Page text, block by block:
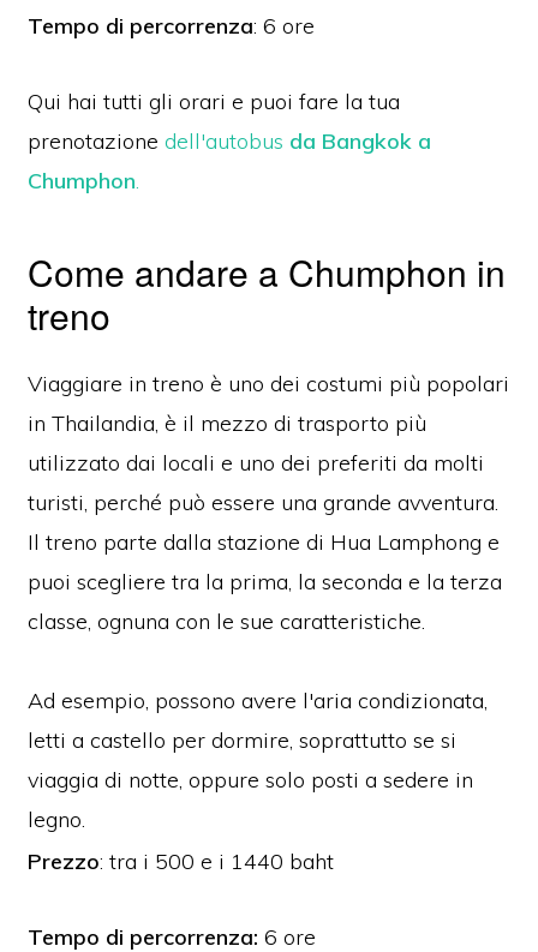
Tempo di percorrenza: 6 ore
Qui hai tutti gli orari e puoi fare la tua
prenotazionedell'autobus da Bangkok a
Chumphon.
Come andare a Chumphon in
treno
Viaggiare in treno è uno dei costumi più popolari
in Thailandia, è il mezzo di trasporto più
utilizzato dai locali e uno dei preferiti da molti
turisti, perché può essere una grande avventura.
Il treno parte dalla stazione di Hua Lamphong e
puoi scegliere tra la prima, la seconda e la terza
classe, ognuna con le sue caratteristiche.
Ad esempio, possono avere l'aria condizionata,
letti a castello per dormire, soprattutto se si
viaggia di notte, oppure solo posti a sedere in
legno.
Prezzo: tra i 500 e i 1440 baht
Tempo di percorrenza: 6 ore